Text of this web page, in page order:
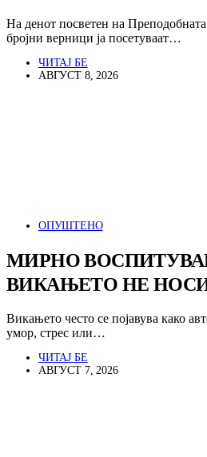
На денот посветен на
бројни верници ја посетуваат…
ЧИТАЈ БЕ
АВГУСТ 8, 2026
ОПУШТЕНО
МИРНО
ВИКАЊЕТО НЕ НОСИ
Викањето често се појавува како
умор, стрес или…
ЧИТАЈ БЕ
АВГУСТ 7, 2026